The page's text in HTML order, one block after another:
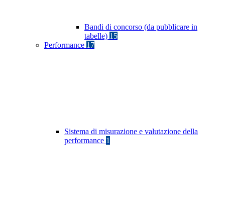
Bandi di concorso (da pubblicare in
tabelle) 15
Performance 17
Sistema di misurazione e valutazione della
performance 1